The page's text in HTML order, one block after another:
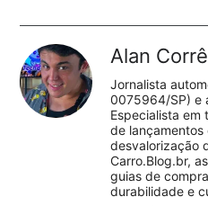
Alan
Jornalista
0075964/SP) e
Especialista em
de lançamentos
desvalorização
Carro.Blog.br,
guias de
durabilidade e